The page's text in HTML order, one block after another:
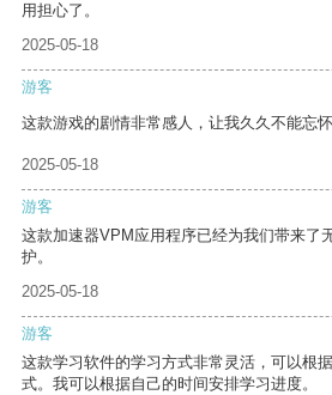
用担心了。
2025-05-18
游客
这款游戏的剧情非常感人，让我久久不能忘怀
2025-05-18
游客
这款加速器VPM应用程序已经为我们带来了
护。
2025-05-18
游客
这款学习软件的学习方式非常灵活，可以根
式。我可以根据自己的时间安排学习进度。